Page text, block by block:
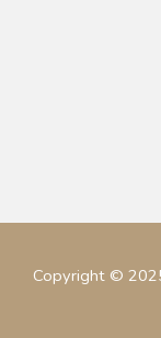
Copyright ©